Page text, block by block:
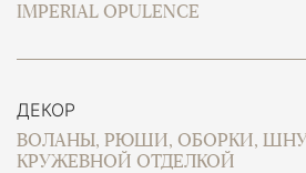
IMPERIAL OPULENCE
ДЕКОР
ВОЛАНЫ, РЮШИ, ОБОРКИ,
КРУЖЕВНОЙ ОТДЕЛКОЙ